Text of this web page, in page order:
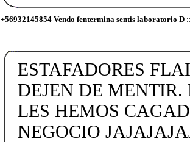
+56932145854 Vendo fentermina sentis laboratorio D::
ESTAFADORES
DEJEN DE MENTIR.
LES HEMOS
NEGOCIO